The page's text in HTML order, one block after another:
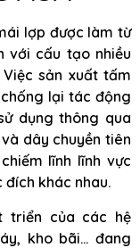
lợp được làm từ
với cấu tạo nhiều
sản xuất tấm
chống lại tác động
dụng thông qua
dây chuyền tiên
lĩnh lĩnh vực
khác nhau.
triển của các hệ
kho bãi… đang